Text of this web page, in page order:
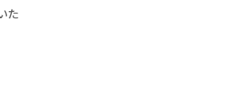
た